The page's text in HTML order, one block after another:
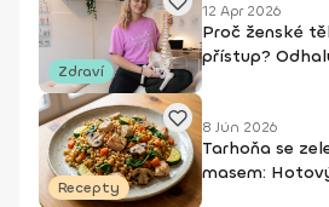
Zdraví
12 Apr 2026
Proč ženské
přístup?
Recepty
8 Jún 2026
Tarhoňa se
masem: